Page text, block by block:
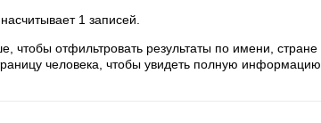
насчитывает 1 записей.
чтобы отфильтровать результаты по имени, стране
человека, чтобы увидеть полную информацию